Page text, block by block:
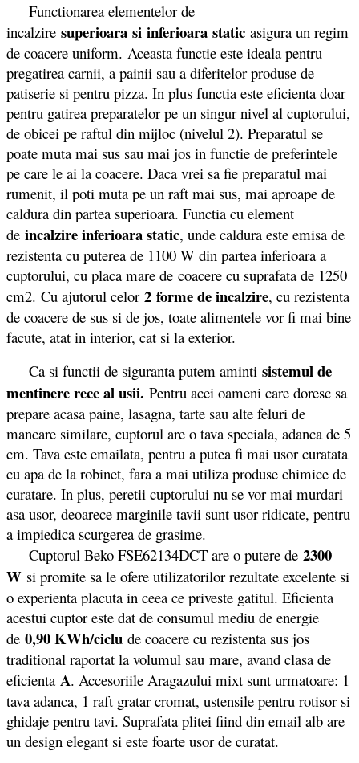
Functionarea elementelor de
incalzire superioara si inferioara static asigura un regim
de coacere uniform. Aceasta functie este ideala pentru
pregatirea carnii, a painii sau a diferitelor produse de
patiserie si pentru pizza. In plus functia este eficienta doar
pentru gatirea preparatelor pe un singur nivel al cuptorului,
de obicei pe raftul din mijloc (nivelul 2). Preparatul se
poate muta mai sus sau mai jos in functie de preferintele
pe care le ai la coacere. Daca vrei sa fie preparatul mai
rumenit, il poti muta pe un raft mai sus, mai aproape de
caldura din partea superioara. Functia cu element
de incalzire inferioara static, unde caldura este emisa de
rezistenta cu puterea de 1100 W din partea inferioara a
cuptorului, cu placa mare de coacere cu suprafata de 1250
cm2. Cu ajutorul celor 2 forme de incalzire, cu rezistenta
de coacere de sus si de jos, toate alimentele vor fi mai bine
facute, atat in interior, cat si la exterior.
Ca si functii de siguranta putem aminti sistemul de
mentinere rece al usii. Pentru acei oameni care doresc sa
prepare acasa paine, lasagna, tarte sau alte feluri de
mancare similare, cuptorul are o tava speciala, adanca de 5
cm. Tava este emailata, pentru a putea fi mai usor curatata
cu apa de la robinet, fara a mai utiliza produse chimice de
curatare. In plus, peretii cuptorului nu se vor mai murdari
asa usor, deoarece marginile tavii sunt usor ridicate, pentru
a impiedica scurgerea de grasime.
Cuptorul Beko FSE62134DCT are o putere de 2300
W si promite sa le ofere utilizatorilor rezultate excelente si
o experienta placuta in ceea ce priveste gatitul. Eficienta
acestui cuptor este dat de consumul mediu de energie
de 0,90 KWh/ciclu de coacere cu rezistenta sus jos
traditional raportat la volumul sau mare, avand clasa de
eficienta A. Accesoriile Aragazului mixt sunt urmatoare: 1
tava adanca, 1 raft gratar cromat, ustensile pentru rotisor si
ghidaje pentru tavi. Suprafata plitei fiind din email alb are
un design elegant si este foarte usor de curatat.